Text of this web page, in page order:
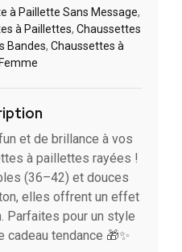
à Paillette Sans Message,
à Paillette​s, Chaussettes
Bandes​, Chaussettes à
et de brillance à vos
à paillettes rayées !
(36–42) et douces
elles offrent un effet
Parfaites pour un style
tendance 🎁✨